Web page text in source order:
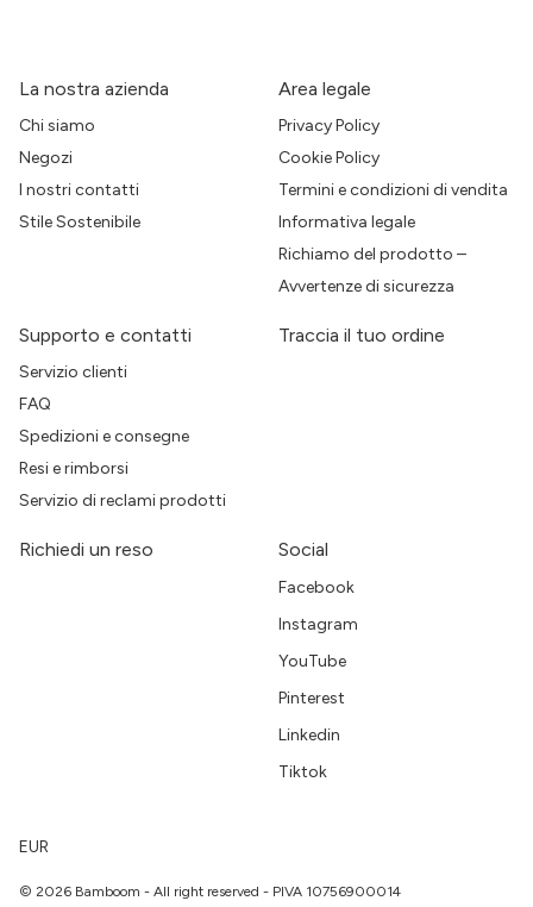
La nostra azienda
Chi siamo
Negozi
I nostri contatti
Stile Sostenibile
Area legale
Privacy Policy
Cookie Policy
Termini e condizioni di vendita
Informativa legale
Richiamo del prodotto –
Avvertenze di sicurezza
Supporto e contatti
Servizio clienti
FAQ
Spedizioni e consegne
Resi e rimborsi
Servizio di reclami prodotti
Traccia il tuo ordine
Richiedi un reso Social
Facebook
Instagram
YouTube
Pinterest
Linkedin
Tiktok
EUR
© 2026 Bamboom - All right reserved - PIVA 10756900014